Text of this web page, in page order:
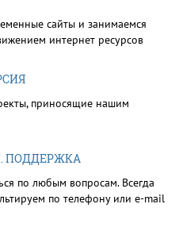
сайты и занимаемся
интернет ресурсов
приносящие нашим
ПОДДЕРЖКА
по любым вопросам. Всегда
по телефону или e-mail